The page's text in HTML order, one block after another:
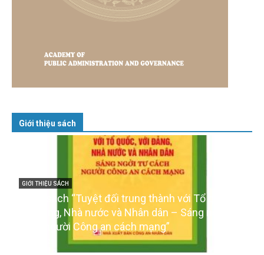
Giới thiệu sách
GIỚI THIỆU SÁCH
Ra mắt ba cuốn sách ảnh chào mừng Đại hội XIV
của Đảng